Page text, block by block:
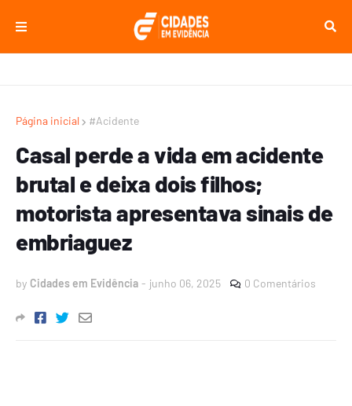
Página inicial #Acidente
Casal perde a vida em acidente
brutal e deixa dois filhos;
motorista apresentava sinais de
embriaguez
by Cidades em Evidência - junho 06, 2025 0 Comentários